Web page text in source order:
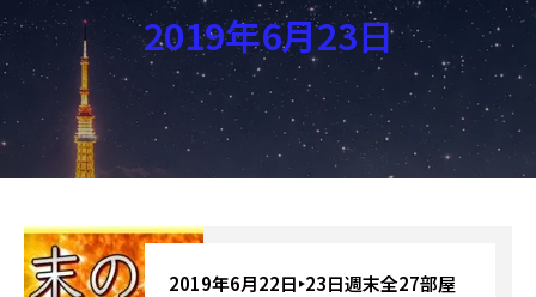
あなたの所属部屋を探そう！
最恐の相性占い
秘伝公開！吉凶カレンダー
記事カテゴリー
ブログ
2019年6月23日
2019年6月22日‣23日週末全27部屋